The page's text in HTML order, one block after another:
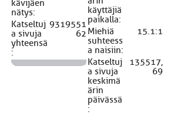
kävijäen
nätys:
Katseltuj
a sivuja
yhteensä
:
9319551
62
käyttäjiä
paikalla:
Miehiä
suhteess
a naisiin:
15.1:1
Katseltuj
a sivuja
keskimä
ärin
päivässä
:
135517,
69